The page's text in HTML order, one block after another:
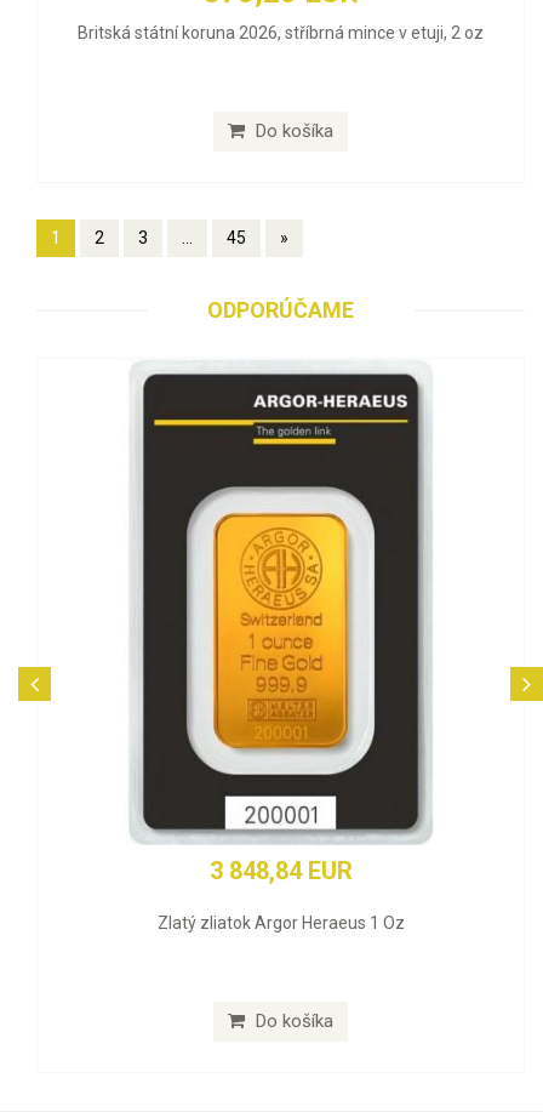
Britská státní koruna 2026, stříbrná mince v etuji, 2 oz
Do košíka
1 2 3 ... 45 »
ODPORÚČAME
3 848,84 EUR
Zlatý zliatok Argor Heraeus 1 Oz
Do košíka